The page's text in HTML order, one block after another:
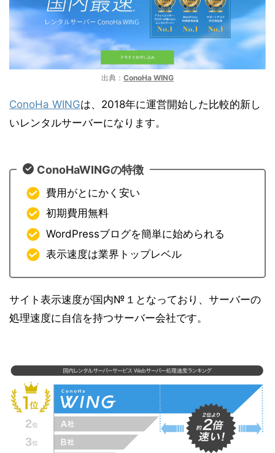
出典： ConoHa WING
ConoHa WINGは、2018年に運営開始した比較的新し
いレンタルサーバーになります。
ConoHaWINGの特徴
費用がとにかく安い
初期費用無料
WordPressブログを簡単に始められる
表示速度は業界トップレベル
サイト表示速度が国内№１ となっており、サーバーの
処理速度に自信を持つサーバー会社です。